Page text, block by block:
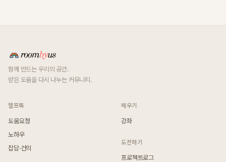
함께 만드는 우리의 공간.
받은 도움을 다시 나누는 커뮤니티.
헬프톡
도움요청
노하우
잡담·건의
배우기
강좌
도전하기
프로젝트로그